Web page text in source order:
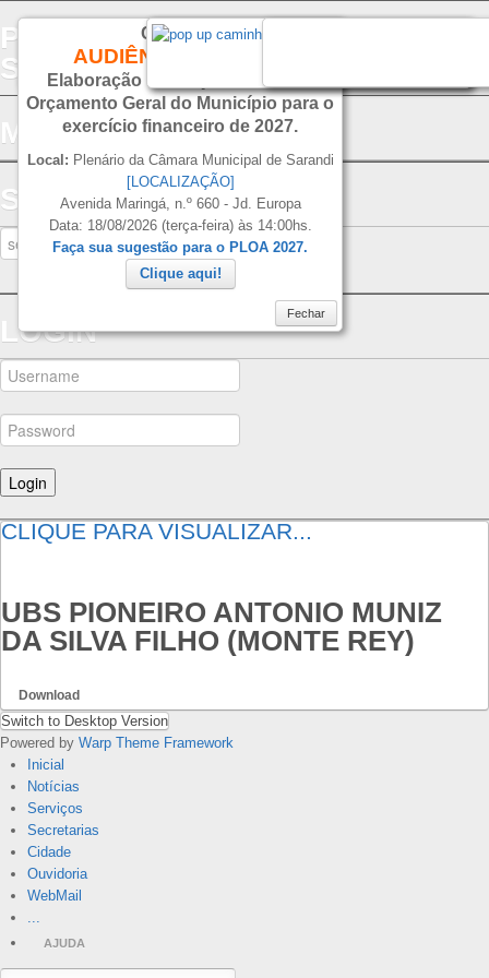
PREFEITURA DO MUNICIPIO DE
SARANDI
MENU
SEARCH
LOGIN
CLIQUE PARA VISUALIZAR...
UBS PIONEIRO ANTONIO MUNIZ
DA SILVA FILHO (MONTE REY)
Download
Switch to Desktop Version
Powered by Warp Theme Framework
Inicial
Notícias
Serviços
Secretarias
Cidade
Ouvidoria
WebMail
...
AJUDA
CONVITE
AUDIÊNCIA PÚBLICA
Elaboração do Projeto de Lei do
Orçamento Geral do Município para o
exercício financeiro de 2027.
Local: Plenário da Câmara Municipal de Sarandi
[LOCALIZAÇÃO]
Avenida Maringá, n.º 660 - Jd. Europa
Data: 18/08/2026 (terça-feira) às 14:00hs.
Faça sua sugestão para o PLOA 2027.
Clique aqui!
Fechar